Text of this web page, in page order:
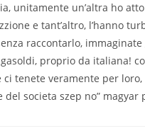
unitamente un’altra ho
e tant’altro, l’hanno
raccontarlo,
proprio da italiana!
ci tenete veramente per
societa szep no” magyar